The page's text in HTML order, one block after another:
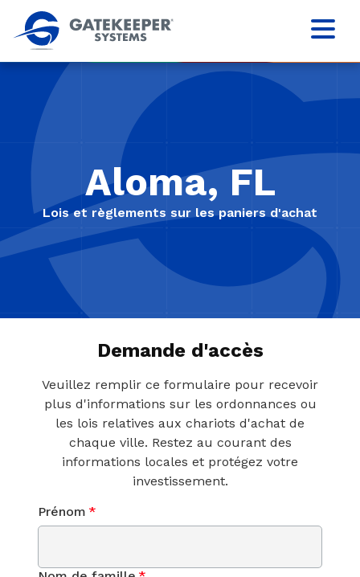
Aloma, FL
Lois et règlements sur les paniers d'achat
Demande d'accès
Veuillez remplir ce formulaire pour recevoir
plus d'informations sur les ordonnances ou
les lois relatives aux chariots d'achat de
chaque ville. Restez au courant des
informations locales et protégez votre
investissement.
Prénom *